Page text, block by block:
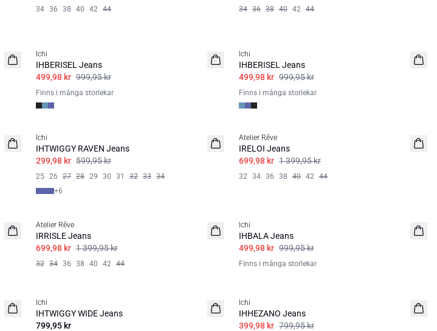
34 36 38 40 42 44 34 36 38 40 42 44
Ichi
IHBERISEL Jeans
499,98 kr 999,95 kr
Finns i många storlekar
Ichi
IHBERISEL Jeans
499,98 kr 999,95 kr
Finns i många storlekar
Ichi
IHTWIGGY RAVEN Jeans
299,98 kr 599,95 kr
25 26 27 28 29 30 31 32 33 34
+6
Atelier Rêve
IRELOI Jeans
699,98 kr 1 399,95 kr
32 34 36 38 40 42 44
Atelier Rêve
IRRISLE Jeans
699,98 kr 1 399,95 kr
32 34 36 38 40 42 44
Ichi
IHBALA Jeans
499,98 kr 999,95 kr
Finns i många storlekar
Ichi
IHTWIGGY WIDE Jeans
799,95 kr
Ichi
IHHEZANO Jeans
399,98 kr 799,95 kr